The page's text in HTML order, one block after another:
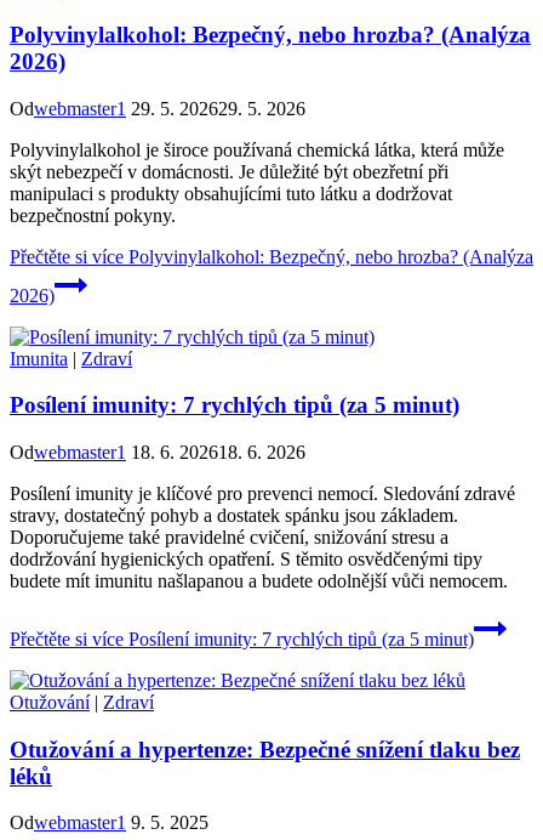
Polyvinylalkohol: Bezpečný, nebo hrozba? (Analýza
2026)
Odwebmaster1 29. 5. 202629. 5. 2026
Polyvinylalkohol je široce používaná chemická látka, která může
skýt nebezpečí v domácnosti. Je důležité být obezřetní při
manipulaci s produkty obsahujícími tuto látku a dodržovat
bezpečnostní pokyny.
Přečtěte si více Polyvinylalkohol: Bezpečný, nebo hrozba? (Analýza
2026)
Imunita | Zdraví
Posílení imunity: 7 rychlých tipů (za 5 minut)
Odwebmaster1 18. 6. 202618. 6. 2026
Posílení imunity je klíčové pro prevenci nemocí. Sledování zdravé
stravy, dostatečný pohyb a dostatek spánku jsou základem.
Doporučujeme také pravidelné cvičení, snižování stresu a
dodržování hygienických opatření. S těmito osvědčenými tipy
budete mít imunitu našlapanou a budete odolnější vůči nemocem.
Přečtěte si více Posílení imunity: 7 rychlých tipů (za 5 minut)
Otužování| Zdraví
Otužování a hypertenze: Bezpečné snížení tlaku bez
léků
Odwebmaster1 9. 5. 2025